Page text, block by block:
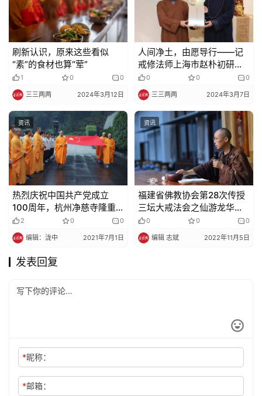
刷新认识，原来这些看似
“素”的食材也算“荤”
1 0 0
三三两两 2024年3月12日
人间净土，由愿导行——记
戒修法师上海市赵朴初研究
会佛学讲座
0 0 0
三三两两 2024年3月7日
资讯
热烈庆祝中国共产党成立
100周年，杭州净慈寺隆重
举行升国旗仪式
2 0 0
编辑：泷中 2021年7月1日
资讯
福建省佛教协会第28次传授
三坛大戒法会之仙游龙华
寺：教过堂规矩、教诫行
仪、教习穿袍、搭衣、展具
0 0 0
编辑 志斌 2022年11月5日
发表回复
*昵称：
*邮箱：